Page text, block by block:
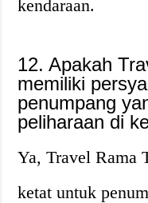
kendaraan.
12. Apakah
memiliki
penumpang
peliharaan di
Ya, Travel Rama
ketat untuk